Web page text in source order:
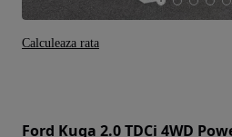
Ford Kuga 2.0 TDCi 4WD
Calculeaza rata